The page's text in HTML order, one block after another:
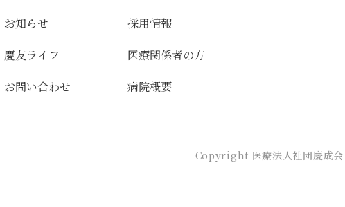
お知らせ
慶友ライフ
お問い合わせ
採用情報
医療関係者の方
病院概要
Copyright 医療法人社団慶成会